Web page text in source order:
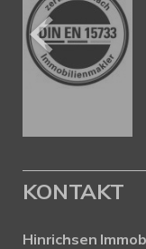
KONTAKT
Hinrichsen